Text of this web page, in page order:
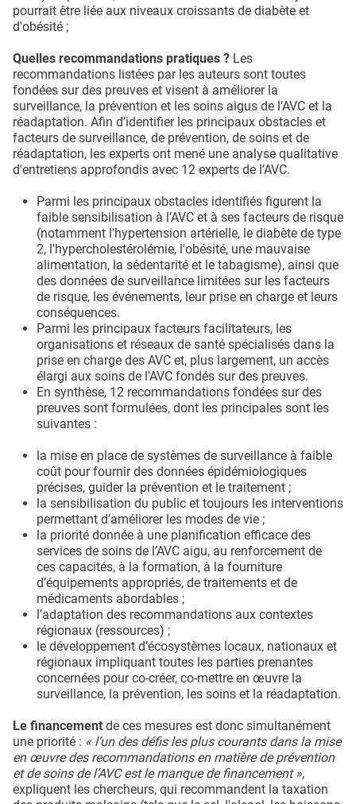
pourrait être liée aux niveaux croissants de diabète et
d'obésité ;
Quelles recommandations pratiques ? Les
recommandations listées par les auteurs sont toutes
fondées sur des preuves et visent à améliorer la
surveillance, la prévention et les soins aigus de l’AVC et la
réadaptation. Afin d’identifier les principaux obstacles et
facteurs de surveillance, de prévention, de soins et de
réadaptation, les experts ont mené une analyse qualitative
d'entretiens approfondis avec 12 experts de l’AVC.
Parmi les principaux obstacles identifiés figurent la
faible sensibilisation à l’AVC et à ses facteurs de risque
(notamment l'hypertension artérielle, le diabète de type
2, l'hypercholestérolémie, l'obésité, une mauvaise
alimentation, la sédentarité et le tabagisme), ainsi que
des données de surveillance limitées sur les facteurs
de risque, les événements, leur prise en charge et leurs
conséquences.
Parmi les principaux facteurs facilitateurs, les
organisations et réseaux de santé spécialisés dans la
prise en charge des AVC et, plus largement, un accès
élargi aux soins de l'AVC fondés sur des preuves.
En synthèse, 12 recommandations fondées sur des
preuves sont formulées, dont les principales sont les
suivantes :
la mise en place de systèmes de surveillance à faible
coût pour fournir des données épidémiologiques
précises, guider la prévention et le traitement ;
la sensibilisation du public et toujours les interventions
permettant d’améliorer les modes de vie ;
la priorité donnée à une planification efficace des
services de soins de l’AVC aigu, au renforcement de
ces capacités, à la formation, à la fourniture
d’équipements appropriés, de traitements et de
médicaments abordables ;
l’adaptation des recommandations aux contextes
régionaux (ressources) ;
le développement d’écosystèmes locaux, nationaux et
régionaux impliquant toutes les parties prenantes
concernées pour co-créer, co-mettre en œuvre la
surveillance, la prévention, les soins et la réadaptation.
Le financement de ces mesures est donc simultanément
une priorité : « l’un des défis les plus courants dans la mise
en œuvre des recommandations en matière de prévention
et de soins de l’AVC est le manque de financement »,
expliquent les chercheurs, qui recommandent la taxation